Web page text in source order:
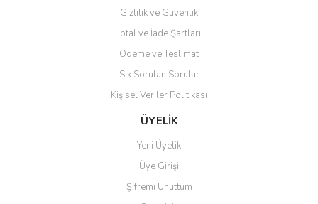
Gizlilik ve Güvenlik
İptal ve İade Şartları
Ödeme ve Teslimat
Sık Sorulan Sorular
Kişisel Veriler Politikası
ÜYELİK
Yeni Üyelik
Üye Girişi
Şifremi Unuttum